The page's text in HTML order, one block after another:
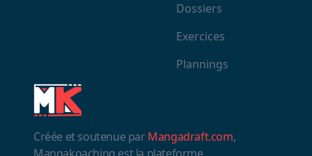
Créée et soutenue parMangadraft.com,
Dossiers
Exercices
Plannings